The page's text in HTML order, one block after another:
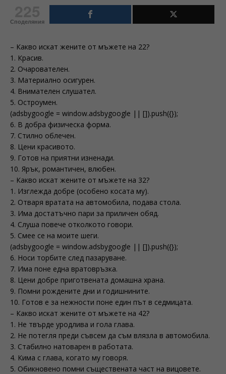
Споделяния
– Какво искат жените от мъжете на 22?
1. Красив.
2. Очарователен.
3. Материално осигурен.
4. Внимателен слушател.
5. Остроумен.
(adsbygoogle = window.adsbygoogle || []).push({});
6. В добра физическа форма.
7. Стилно облечен.
8. Цени красивото.
9. Готов на приятни изненади.
10. Ярък, романтичен, влюбен.
– Какво искат жените от мъжете на 32?
1. Изглежда добре (особено косата му).
2. Отваря вратата на автомобила, подава стола.
3. Има достатъчно пари за приличен обяд.
4. Слуша повече отколкото говори.
5. Смее се на моите шеги.
(adsbygoogle = window.adsbygoogle || []).push({});
6. Носи торбите след пазаруване.
7. Има поне една вратовръзка.
8. Цени добре приготвената домашна храна.
9. Помни рождените дни и годишнините.
10. Готов е за нежности поне един път в седмицата.
– Какво искат жените от мъжете на 42?
1. Не твърде уродлива и гола глава.
2. Не потегля преди съвсем да съм влязла в автомобила.
3. Стабилно натоварен в работата.
4. Кима с глава, когато му говоря.
5. Обикновено помни съществената част на вицовете.